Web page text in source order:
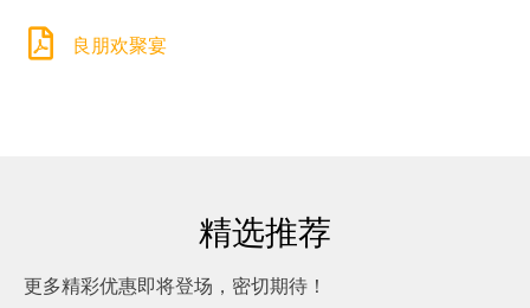
良朋欢聚宴
精选推荐
更多精彩优惠即将登场，密切期待！